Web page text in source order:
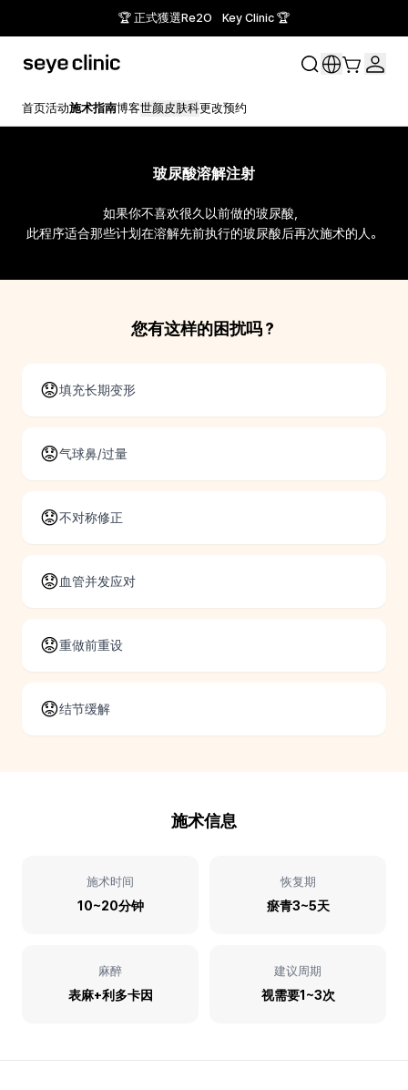
🏆 正式獲選Re2O Key Clinic 🏆
首页活动施术指南博客世颜皮肤科更改预约
玻尿酸溶解注射
如果你不喜欢很久以前做的玻尿酸，
此程序适合那些计划在溶解先前执行的玻尿酸后再次施术的人。
您有这样的困扰吗？
😟填充长期变形
😟气球鼻/过量
😟不对称修正
😟血管并发应对
😟重做前重设
😟结节缓解
施术信息
施术时间
10~20分钟
恢复期
瘀青3~5天
麻醉
表麻+利多卡因
建议周期
视需要1~3次